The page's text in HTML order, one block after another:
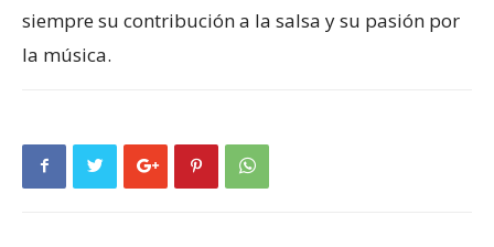
siempre su contribución a la salsa y su pasión por
la música.